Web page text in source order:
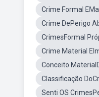
Crime Formal
Crime DePerigo
CrimesFormal
Crime Material
Conceito
Classificação
Senti OS